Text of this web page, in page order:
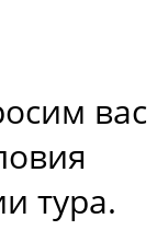
вас
тура.